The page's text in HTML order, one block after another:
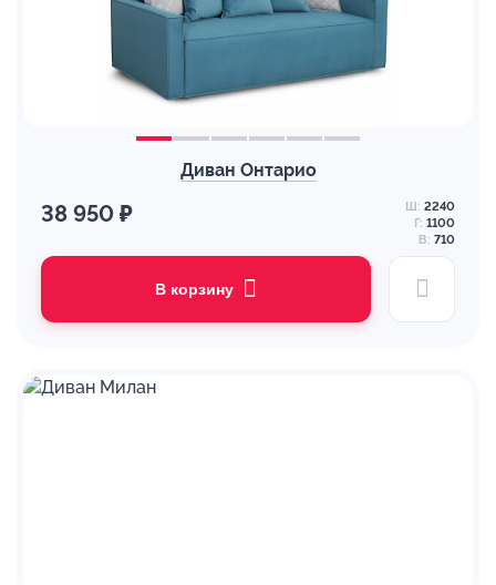
Диван Онтарио
38 950 ₽ Ш: 2240
Г: 1100
В: 710
В корзину